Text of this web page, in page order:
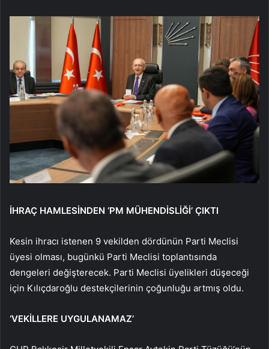
İHRAÇ HAMLESİNDEN ‘PM MÜHENDİSLİĞİ’ ÇIKTI
Kesin ihracı istenen 9 vekilden dördünün Parti Meclisi
üyesi olması, bugünkü Parti Meclisi toplantısında
dengeleri değişterecek. Parti Meclisi üyelikleri düşeceği
için Kılıçdaroğlu destekçilerinin çoğunluğu artmış oldu.
‘VEKİLLERE UYGULANAMAZ’